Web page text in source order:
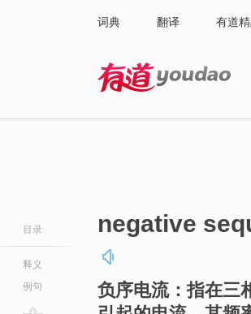
词典 翻译 有道
目录
释义
例句
negative
负序电流：指在三